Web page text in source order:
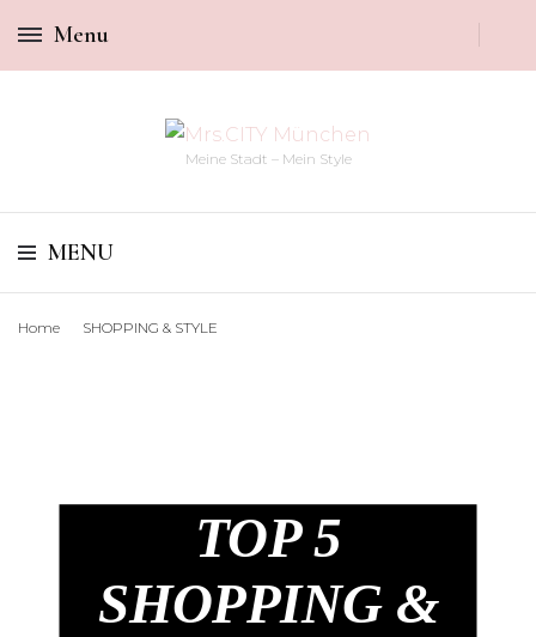
Menu
Meine Stadt – Mein Style
MENU
Home SHOPPING & STYLE
TOP 5
SHOPPING &